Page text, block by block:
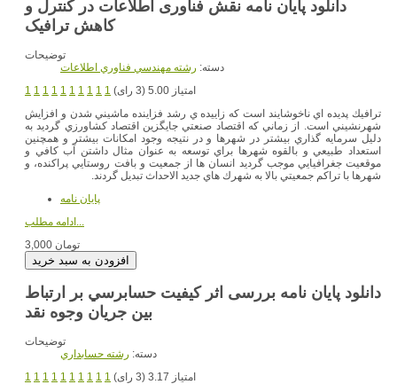
دانلود پایان نامه نقش فناوری اطلاعات در کنترل و
توضیحات
دسته: رشته مهندسي فناوري اطلاعات
1 1 1 1 1 1 1 1 1 1
امتیاز 5.00 (3 رای)
ترافيك پديده اي ناخوشايند است كه زاييده ي رشد فزاينده ماشيني شدن و افزايش
شهرنشيني است. از زماني كه اقتصاد صنعتي جايگزين اقتصاد كشاورزي گرديد به
دليل سرمايه گذاري بيشتر در شهرها و در نتيجه وجود امكانات بيشتر و همچنين
استعداد طبيعي و بالقوه شهرها براي توسعه به عنوان مثال داشتن آب كافي و
موقعيت جغرافيايي موجب گرديد انسان ها از جمعيت و بافت روستايي پراكنده، و
شهرها با تراكم جمعيتي بالا به شهرك هاي جديد الاحداث تبديل گردند.
پایان نامه
ادامه مطلب...
3,000 تومان
دانلود پایان نامه بررسی اثر كيفيت حسابرسي بر ارتباط
بین جریان وجوه نقد
توضیحات
دسته: رشته حسابداري
1 1 1 1 1 1 1 1 1 1
امتیاز 3.17 (3 رای)